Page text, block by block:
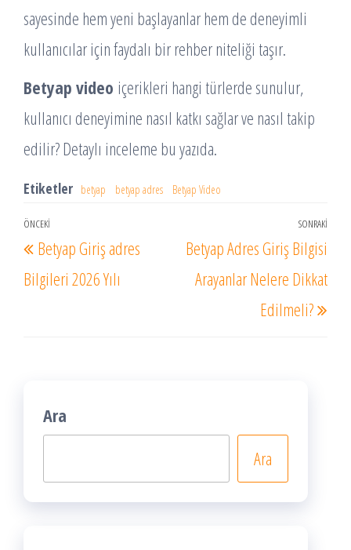
sayesinde hem yeni başlayanlar hem de deneyimli
kullanıcılar için faydalı bir rehber niteliği taşır.
Betyap video içerikleri hangi türlerde sunulur,
kullanıcı deneyimine nasıl katkı sağlar ve nasıl takip
edilir? Detaylı inceleme bu yazıda.
Etiketler betyap betyap adres Betyap Video
Yazı
gezinmesi
Önceki
Yazı
ÖNCEKI
Betyap Giriş adres
Bilgileri 2026 Yılı
SONRAKI
Betyap Adres Giriş Bilgisi
Arayanlar Nelere Dikkat
Edilmeli?
Ara
Ara